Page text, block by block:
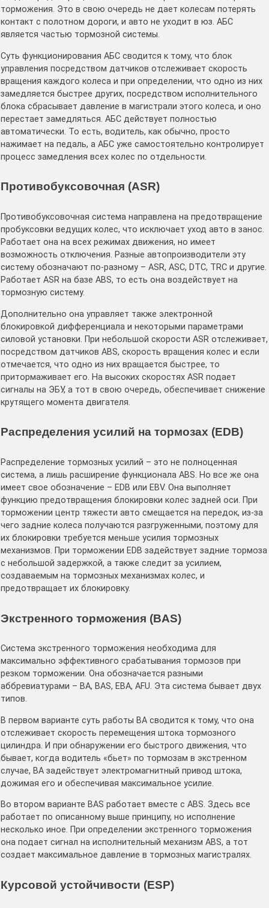
торможения. Это в свою очередь не дает колесам потерять
контакт с полотном дороги, и авто не уходит в юз. АБС
является частью тормозной системы.
Суть функционирования АБС сводится к тому, что блок
управления посредством датчиков отслеживает скорость
вращения каждого колеса и при определении, что одно из них
замедляется быстрее других, посредством исполнительного
блока сбрасывает давление в магистрали этого колеса, и оно
перестает замедляться. АБС действует полностью
автоматически. То есть, водитель, как обычно, просто
нажимает на педаль, а АБС уже самостоятельно контролирует
процесс замедления всех колес по отдельности.
Противобуксовочная (ASR)
Противобуксовочная система направлена на предотвращение
пробуксовки ведущих колес, что исключает уход авто в занос.
Работает она на всех режимах движения, но имеет
возможность отключения. Разные автопроизводители эту
систему обозначают по-разному – ASR, ASC, DTC, TRC и другие.
Работает ASR на базе ABS, то есть она воздействует на
тормозную систему.
Дополнительно она управляет также электронной
блокировкой дифференциала и некоторыми параметрами
силовой установки. При небольшой скорости ASR отслеживает,
посредством датчиков ABS, скорость вращения колес и если
отмечается, что одно из них вращается быстрее, то
притормаживает его. На высоких скоростях ASR подает
сигналы на ЭБУ, а тот в свою очередь, обеспечивает снижение
крутящего момента двигателя.
Распределения усилий на тормозах (EDB)
Распределение тормозных усилий – это не полноценная
система, а лишь расширение функционала ABS. Но все же она
имеет свое обозначение – EDB или EBV. Она выполняет
функцию предотвращения блокировки колес задней оси. При
торможении центр тяжести авто смещается на передок, из-за
чего задние колеса получаются разгруженными, поэтому для
их блокировки требуется меньше усилия тормозных
механизмов. При торможении EDB задействует задние тормоза
с небольшой задержкой, а также следит за усилием,
создаваемым на тормозных механизмах колес, и
предотвращает их блокировку.
Экстренного торможения (BAS)
Система экстренного торможения необходима для
максимально эффективного срабатывания тормозов при
резком торможении. Она обозначается разными
аббревиатурами – BA, BAS, EBA, AFU. Эта система бывает двух
типов.
В первом варианте суть работы BA сводится к тому, что она
отслеживает скорость перемещения штока тормозного
цилиндра. И при обнаружении его быстрого движения, что
бывает, когда водитель «бьет» по тормозам в экстренном
случае, BA задействует электромагнитный привод штока,
дожимая его и обеспечивая максимальное усилие.
Во втором варианте BAS работает вместе с ABS. Здесь все
работает по описанному выше принципу, но исполнение
несколько иное. При определении экстренного торможения
она подает сигнал на исполнительный механизм ABS, а тот
создает максимальное давление в тормозных магистралях.
Курсовой устойчивости (ESP)